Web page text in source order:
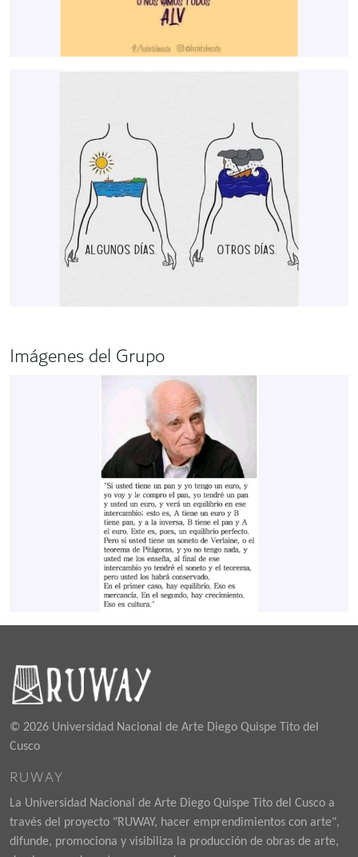
Imágenes del Grupo
© 2026 Universidad Nacional de Arte Diego Quispe Tito del
Cusco
RUWAY
La Universidad Nacional de Arte Diego Quispe Tito del Cusco a
través del proyecto "RUWAY, hacer emprendimientos con arte",
difunde, promociona y visibiliza la producción de obras de arte,